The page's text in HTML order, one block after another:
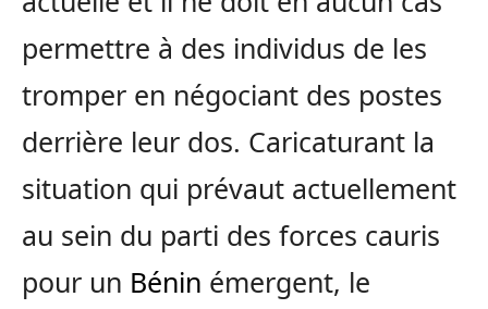
permettre à des individus de les
tromper en négociant des postes
derrière leur dos. Caricaturant la
situation qui prévaut actuellement
au sein du parti des forces cauris
pour un Bénin émergent, le